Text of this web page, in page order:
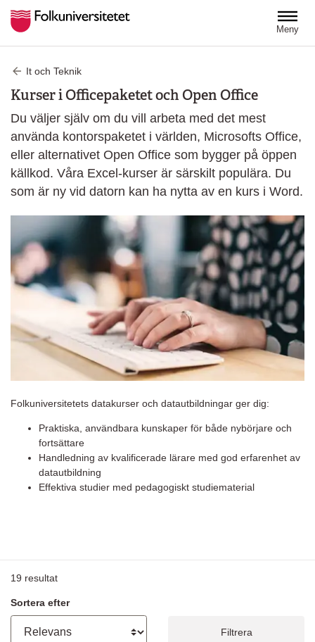
Meny
It och Teknik
Kurser i Officepaketet och Open Office
Du väljer själv om du vill arbeta med det mest
använda kontorspaketet i världen, Microsofts Office,
eller alternativet Open Office som bygger på öppen
källkod. Våra Excel-kurser är särskilt populära. Du
som är ny vid datorn kan ha nytta av en kurs i Word.
Folkuniversitetets datakurser och datautbildningar ger dig:
Praktiska, användbara kunskaper för både nybörjare och
fortsättare
Handledning av kvalificerade lärare med god erfarenhet av
datautbildning
Effektiva studier med pedagogiskt studiematerial
19 resultat
Sortera efter
Filtrera